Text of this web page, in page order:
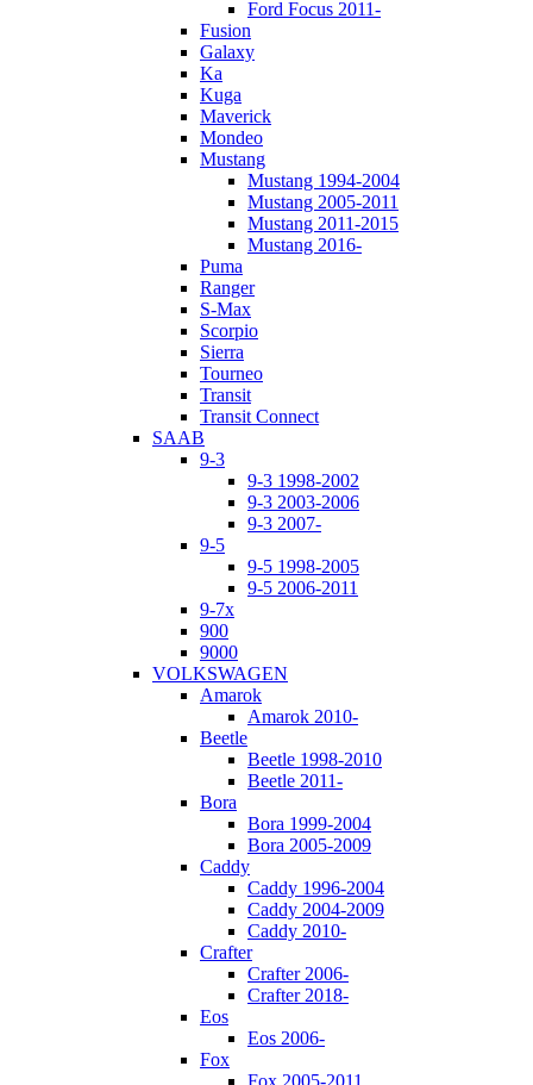
Ford Focus 2011-
Fusion
Galaxy
Ka
Kuga
Maverick
Mondeo
Mustang
Mustang 1994-2004
Mustang 2005-2011
Mustang 2011-2015
Mustang 2016-
Puma
Ranger
S-Max
Scorpio
Sierra
Tourneo
Transit
Transit Connect
SAAB
9-3
9-3 1998-2002
9-3 2003-2006
9-3 2007-
9-5
9-5 1998-2005
9-5 2006-2011
9-7x
900
9000
VOLKSWAGEN
Amarok
Amarok 2010-
Beetle
Beetle 1998-2010
Beetle 2011-
Bora
Bora 1999-2004
Bora 2005-2009
Caddy
Caddy 1996-2004
Caddy 2004-2009
Caddy 2010-
Crafter
Crafter 2006-
Crafter 2018-
Eos
Eos 2006-
Fox
Fox 2005-2011